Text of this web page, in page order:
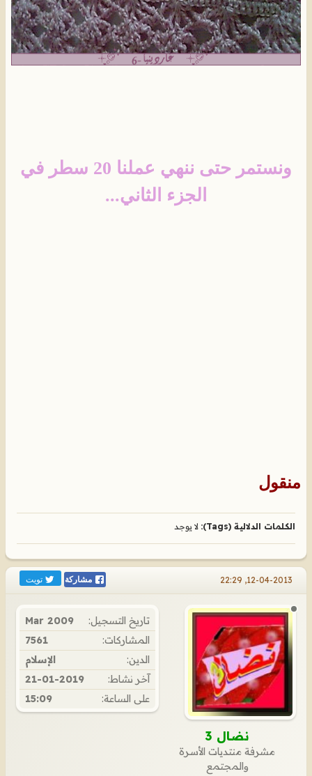
ونستمر حتى ننهي عملنا 20 سطر في
الجزء الثاني...
منقول
الكلمات الدلالية (Tags): لا يوجد
12-04-2013, 22:29 مشاركة تويت
نضال 3
مشرفة منتديات الأسرة
والمجتمع
تاريخ التسجيل:
Mar 2009
المشاركات:
7561
الدين:
الإسلام
آخر نشاط:
21-01-2019
على الساعة:
15:09